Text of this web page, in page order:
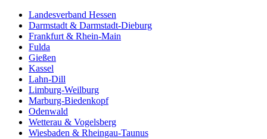
Landesverband Hessen
Darmstadt & Darmstadt-Dieburg
Frankfurt & Rhein-Main
Fulda
Gießen
Kassel
Lahn-Dill
Limburg-Weilburg
Marburg-Biedenkopf
Odenwald
Wetterau & Vogelsberg
Wiesbaden & Rheingau-Taunus